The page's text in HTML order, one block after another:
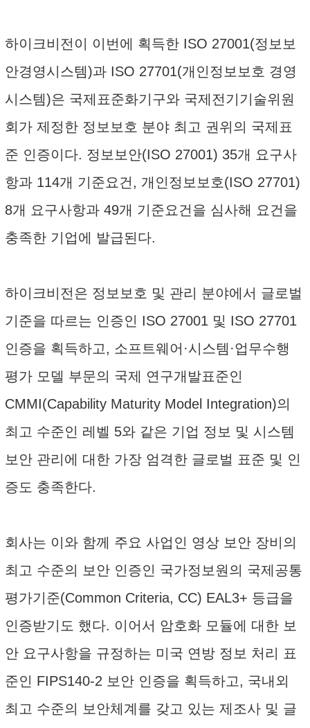
하이크비전이 이번에 획득한 ISO 27001(정보보
안경영시스템)과 ISO 27701(개인정보보호 경영
시스템)은 국제표준화기구와 국제전기기술위원
회가 제정한 정보보호 분야 최고 권위의 국제표
준 인증이다. 정보보안(ISO 27001) 35개 요구사
항과 114개 기준요건, 개인정보보호(ISO 27701)
8개 요구사항과 49개 기준요건을 심사해 요건을
충족한 기업에 발급된다.
하이크비전은 정보보호 및 관리 분야에서 글로벌
기준을 따르는 인증인 ISO 27001 및 ISO 27701
인증을 획득하고, 소프트웨어·시스템·업무수행
평가 모델 부문의 국제 연구개발표준인
CMMI(Capability Maturity Model Integration)의
최고 수준인 레벨 5와 같은 기업 정보 및 시스템
보안 관리에 대한 가장 엄격한 글로벌 표준 및 인
증도 충족한다.
회사는 이와 함께 주요 사업인 영상 보안 장비의
최고 수준의 보안 인증인 국가정보원의 국제공통
평가기준(Common Criteria, CC) EAL3+ 등급을
인증받기도 했다. 이어서 암호화 모듈에 대한 보
안 요구사항을 규정하는 미국 연방 정보 처리 표
준인 FIPS140-2 보안 인증을 획득하고, 국내외
최고 수준의 보안체계를 갖고 있는 제조사 및 글